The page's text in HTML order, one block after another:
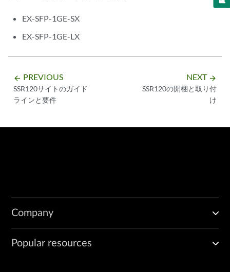
EX-SFP-1GE-SX
EX-SFP-1GE-LX
arrow_backward PREVIOUS
SSR120サイトのガイド
ラインと要件
NEXT arrow_forward
SSR120の開梱と取り付
け
Company
Popular resources